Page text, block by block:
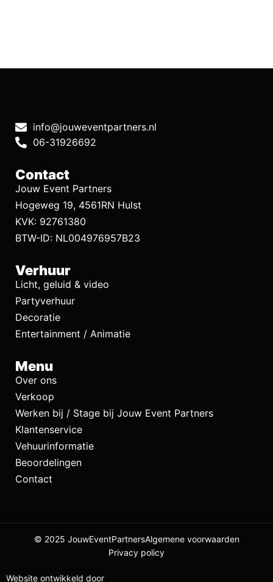
info@jouweventpartners.nl
06-31926692
Contact
Jouw Event Partners
Hogeweg 19, 4561RN Hulst
KVK: 92761380
BTW-ID: NL004976957B23
Verhuur
Licht, geluid & video
Partyverhuur
Decoratie
Entertainment / Animatie
Menu
Over ons
Verkoop
Werken bij / Stage bij Jouw Event Partners
Klantenservice
Vehuurinformatie
Beoordelingen
Contact
© 2025 JouwEventPartnersAlgemene voorwaarden
Privacy policy
Website ontwikkeld door